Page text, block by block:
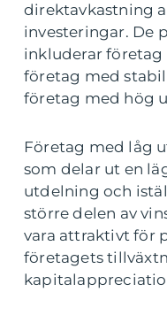
direktavkastning
investeringar. De
inkluderar
företag med
företag med hög
Företag med låg
som delar ut en
utdelning och
större delen av
vara attraktivt för
företagets